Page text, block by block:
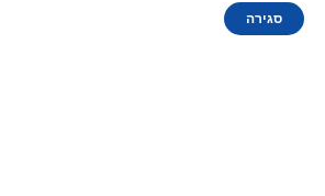
ההגשה מתבצעת במזנונים | התפריט
סגירה